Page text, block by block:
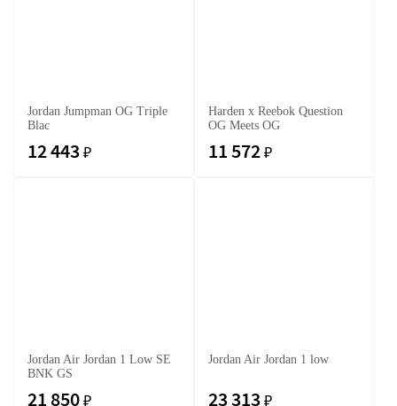
Jordan Jumpman OG Triple
Blac
12 443 ₽
Harden x Reebok Question
OG Meets OG
11 572 ₽
Jordan Air Jordan 1 Low SE
BNK GS
21 850 ₽
Jordan Air Jordan 1 low
23 313 ₽